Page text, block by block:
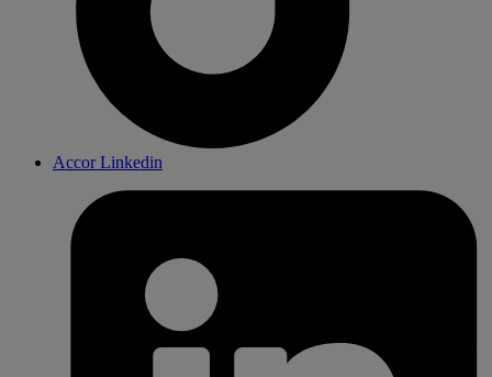
Accor Linkedin